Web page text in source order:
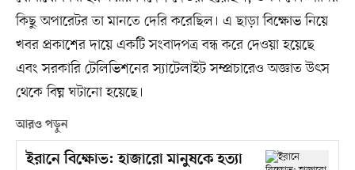
কিছু অপারেটর তা মানতে দেরি করেছিল। এ ছাড়া বিক্ষোভ নিয়ে
খবর প্রকাশের দায়ে একটি সংবাদপত্র বন্ধ করে দেওয়া হয়েছে
এবং সরকারি টেলিভিশনের স্যাটেলাইট সম্প্রচারেও অজ্ঞাত উৎস
থেকে বিঘ্ন ঘটানো হয়েছে।
আরও পড়ুন
ইরানে বিক্ষোভ: হাজারো মানুষকে হত্যা